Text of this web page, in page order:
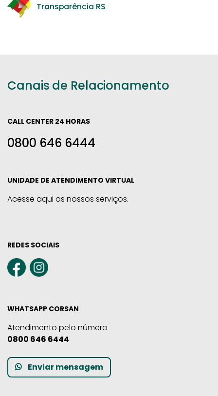
Transparência RS
Canais de Relacionamento
CALL CENTER 24 HORAS
0800 646 6444
UNIDADE DE ATENDIMENTO VIRTUAL
Acesse aqui os nossos serviços.
REDES SOCIAIS
WHATSAPP CORSAN
Atendimento pelo número
0800 646 6444
Enviar mensagem